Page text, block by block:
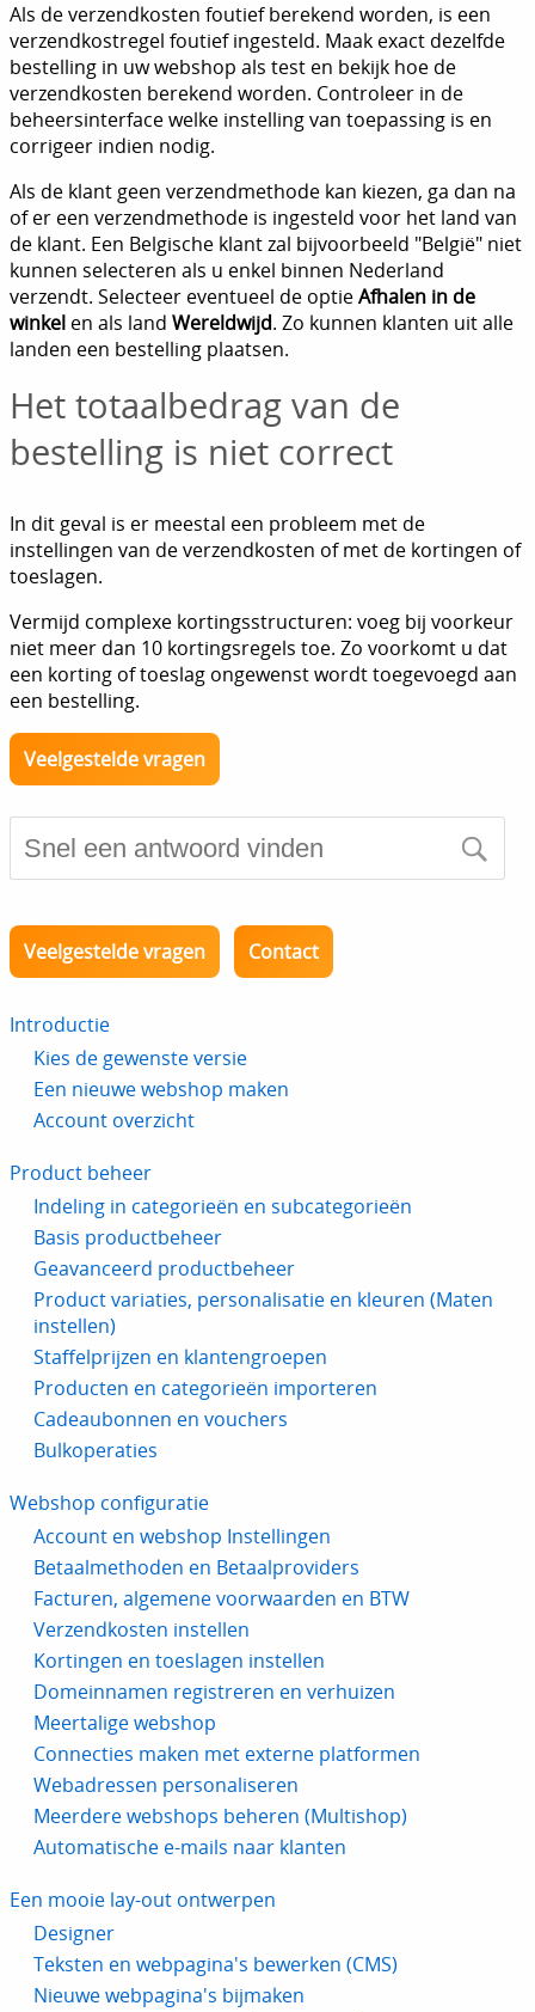
Als de verzendkosten foutief berekend worden, is een
verzendkostregel foutief ingesteld. Maak exact dezelfde
bestelling in uw webshop als test en bekijk hoe de
verzendkosten berekend worden. Controleer in de
beheersinterface welke instelling van toepassing is en
corrigeer indien nodig.
Als de klant geen verzendmethode kan kiezen, ga dan na
of er een verzendmethode is ingesteld voor het land van
de klant. Een Belgische klant zal bijvoorbeeld "België" niet
kunnen selecteren als u enkel binnen Nederland
verzendt. Selecteer eventueel de optieAfhalen in de
winkel en als land Wereldwijd. Zo kunnen klanten uit alle
landen een bestelling plaatsen.
Het totaalbedrag van de
bestelling is niet correct
In dit geval is er meestal een probleem met de
instellingen van de verzendkosten of met de kortingen of
toeslagen.
Vermijd complexe kortingsstructuren: voeg bij voorkeur
niet meer dan 10 kortingsregels toe. Zo voorkomt u dat
een korting of toeslag ongewenst wordt toegevoegd aan
een bestelling.
Veelgestelde vragen
Veelgestelde vragen Contact
Introductie
Kies de gewenste versie
Een nieuwe webshop maken
Account overzicht
Product beheer
Indeling in categorieën en subcategorieën
Basis productbeheer
Geavanceerd productbeheer
Product variaties, personalisatie en kleuren (Maten
instellen)
Staffelprijzen en klantengroepen
Producten en categorieën importeren
Cadeaubonnen en vouchers
Bulkoperaties
Webshop configuratie
Account en webshop Instellingen
Betaalmethoden en Betaalproviders
Facturen, algemene voorwaarden en BTW
Verzendkosten instellen
Kortingen en toeslagen instellen
Domeinnamen registreren en verhuizen
Meertalige webshop
Connecties maken met externe platformen
Webadressen personaliseren
Meerdere webshops beheren (Multishop)
Automatische e-mails naar klanten
Een mooie lay-out ontwerpen
Designer
Teksten en webpagina's bewerken (CMS)
Nieuwe webpagina's bijmaken